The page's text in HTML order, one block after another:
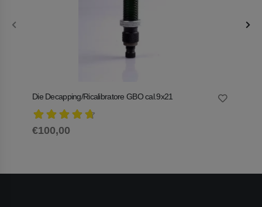
Die Decapping/Ricalibratore GBO cal.9x21
€100,00